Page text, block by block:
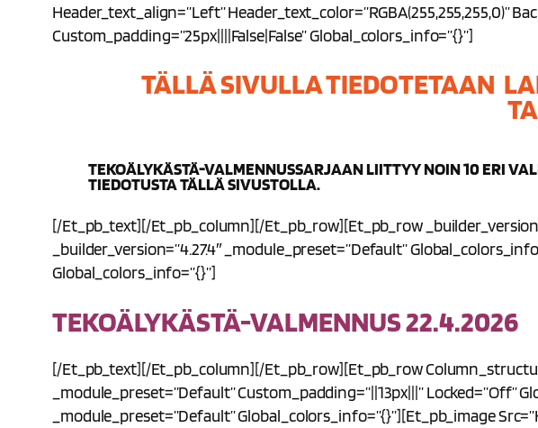
Header_text_align=”left” Header_text_color=”RGBA(255,255,255,0)”
Custom_padding=”25px||||false|false” Global_colors_info=”{}”]
TÄLLÄ SIVULLA TIEDOTETAAN
TEKOÄLYKÄSTÄ-VALMENNUSSARJAAN LIITTYY NOIN 10 ERI
TIEDOTUSTA TÄLLÄ SIVUSTOLLA.
[/et_pb_text][/et_pb_column][/et_pb_row][et_pb_row
_builder_version=”4.27.4″ _module_preset=”default”
Global_colors_info=”{}”]
TEKOÄLYKÄSTÄ-VALMENNUS 22.4.2026
[/et_pb_text][/et_pb_column][/et_pb_row][et_pb_row
_module_preset=”default” Custom_padding=”||13px|||” Locked=”off”
_module_preset=”default” Global_colors_info=”{}”][et_pb_image